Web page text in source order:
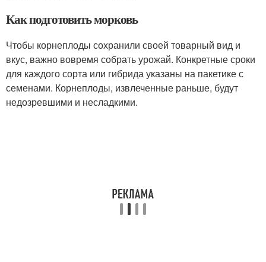
Как подготовить морковь
Чтобы корнеплоды сохранили своей товарный вид и
вкус, важно вовремя собрать урожай. Конкретные сроки
для каждого сорта или гибрида указаны на пакетике с
семенами. Корнеплоды, извлеченные раньше, будут
недозревшими и несладкими.